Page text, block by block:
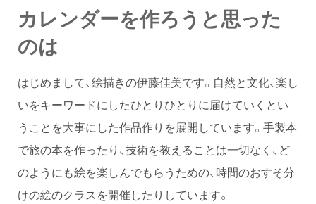
カレンダーを作ろうと思った
のは
はじめまして、絵描きの伊藤佳美です。自然と文化、楽し
いをキーワードにしたひとりひとりに届けていくとい
うことを大事にした作品作りを展開しています。手製本
で旅の本を作ったり、技術を教えることは一切なく、ど
のようにも絵を楽しんでもらうための、時間のおすそ分
けの絵のクラスを開催したりしています。